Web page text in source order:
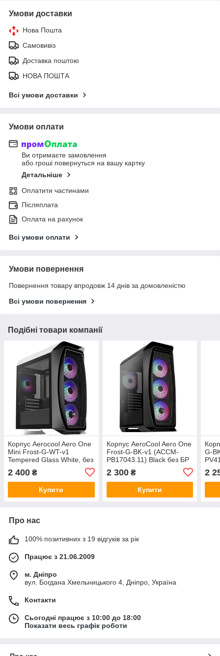
Умови доставки
Нова Пошта
Самовивіз
Доставка поштою
НОВА ПОШТА
Всі умови доставки
Умови оплати
Ви отримаєте замовлення
або гроші повернуться на вашу картку
Детальніше
Оплатити частинами
Післяплата
Оплата на рахунок
Всі умови оплати
Умови повернення
Повернення товару впродовж 14 днів за домовленістю
Всі умови повернення
Подібні товари компанії
Корпус Aerocool Aero One
Mini Frost-G-WT-v1
Tempered Glass White, без
2 400 ₴
Купити
Корпус AeroCool Aero One
Frost-G-BK-v1 (ACCM-
PB17043.11) Black без БР
2 300₴
Купити
G-
2
Про нас
100% позитивних з 19 відгуків за рік
Працює з 21.06.2009
м. Дніпро
вул. Богдана Хмельницького 4, Дніпро, Україна
Контакти
Сьогодні працює з 10:00 до 18:00
Показати весь графік роботи